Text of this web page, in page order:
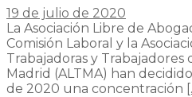
19 de julio de 2020
La Asociación Libre de
Comisión Laboral y la
Trabajadoras y
Madrid (ALTMA) han
de 2020 una concentración